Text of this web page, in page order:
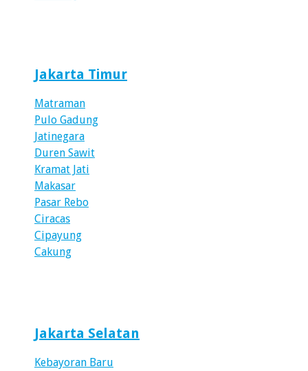
Jakarta Timur
Matraman
Pulo Gadung
Jatinegara
Duren Sawit
Kramat Jati
Makasar
Pasar Rebo
Ciracas
Cipayung
Cakung
Jakarta Selatan
Kebayoran Baru